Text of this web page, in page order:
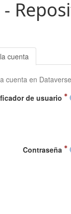
-
cuenta
cuenta en
de usuario
Contraseña